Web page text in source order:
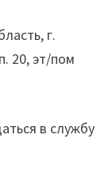
г.
20, эт/пом
в службу